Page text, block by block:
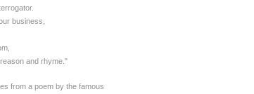
business,
and rhyme."
from a poem by the famous